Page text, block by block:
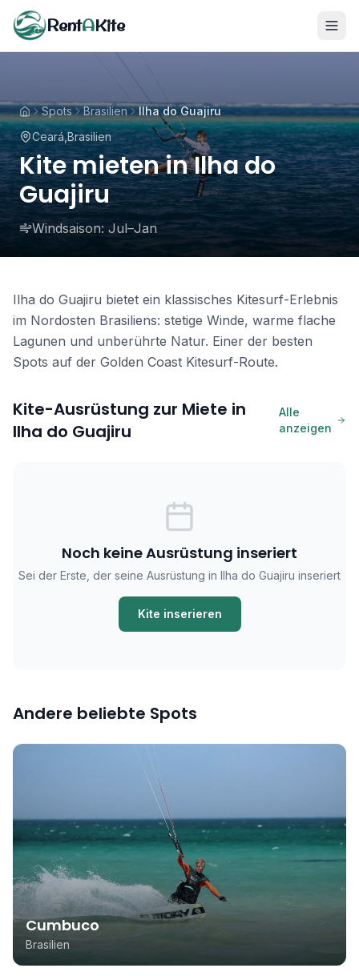
RentAKite
Spots Brasilien
Ilha do Guajiru
Ceará,Brasilien
Kite mieten in Ilha do
Guajiru
Windsaison: Jul–Jan
Ilha do Guajiru bietet ein klassisches Kitesurf-Erlebnis
im Nordosten Brasiliens: stetige Winde, warme flache
Lagunen und unberührte Natur. Einer der besten
Spots auf der Golden Coast Kitesurf-Route.
Kite-Ausrüstung zur Miete in
Ilha do Guajiru
Alle
anzeigen
Noch keine Ausrüstung inseriert
Sei der Erste, der seine Ausrüstung in Ilha do Guajiru inseriert
Kite inserieren
Andere beliebte Spots
Cumbuco
Brasilien